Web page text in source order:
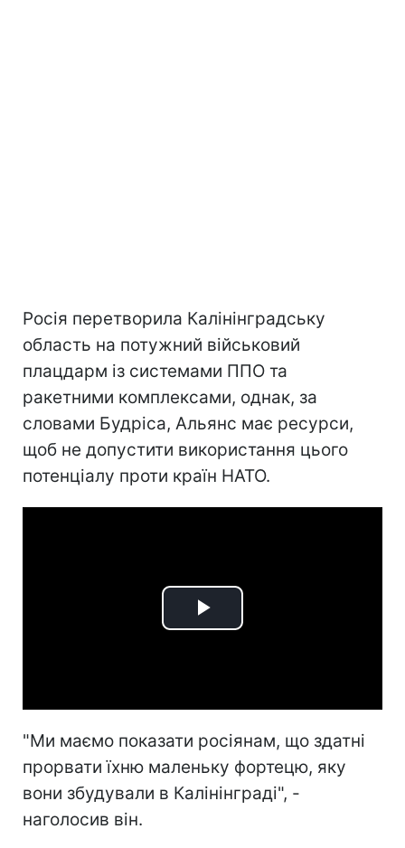
Росія перетворила Калінінградську
область на потужний військовий
плацдарм із системами ППО та
ракетними комплексами, однак, за
словами Будріса, Альянс має ресурси,
щоб не допустити використання цього
потенціалу проти країн НАТО.
Play
"Ми маємо показати росіянам, що здатні
прорвати їхню маленьку фортецю, яку
вони збудували в Калінінграді", -
наголосив він.